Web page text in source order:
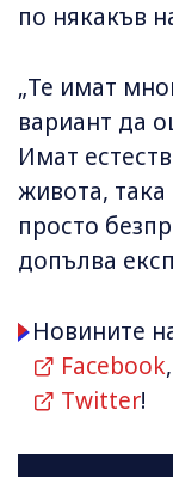
по някакъв
„Те имат
вариант да
Имат
живота,
просто
допълва
Новините
Facebook,
Twitter!